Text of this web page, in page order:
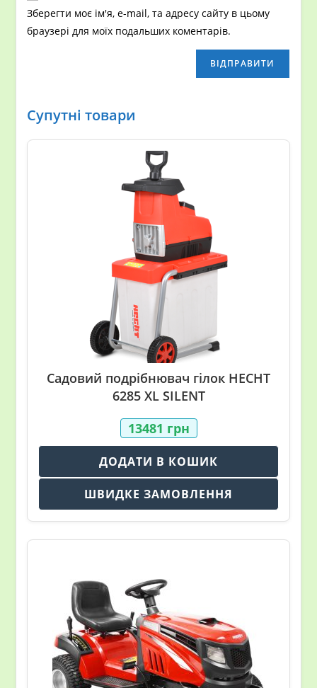
Зберегти моє ім'я, e-mail, та адресу сайту в цьому
браузері для моїх подальших коментарів.
Супутні товари
Садовий подрібнювач гілок HECHT
6285 XL SILENT
13481 грн
ДОДАТИ В КОШИК
ШВИДКЕ ЗАМОВЛЕННЯ